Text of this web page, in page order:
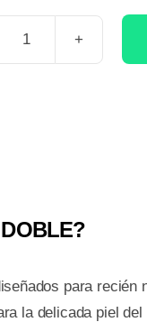
3
PACK
DOBLE
para
la delicada piel del